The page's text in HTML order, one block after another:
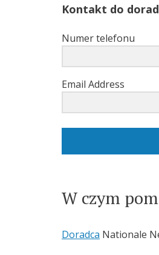
Kontakt do
Numer telefonu
Email Address
W czym
Doradca Nationale